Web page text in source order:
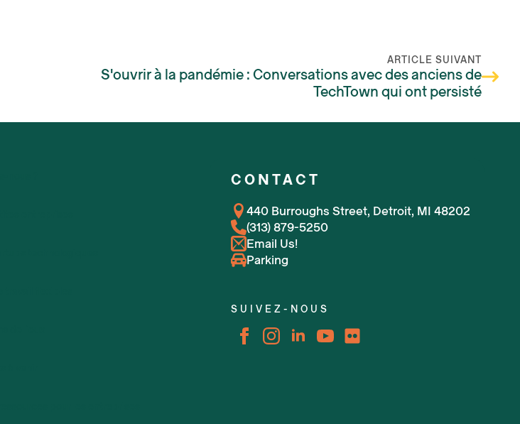
ARTICLE SUIVANT
S'ouvrir à la pandémie : Conversations avec des anciens de
TechTown qui ont persisté
CONTACT
440 Burroughs Street, Detroit, MI 48202
(313) 879-5250
Email Us!
Parking
SUIVEZ-NOUS